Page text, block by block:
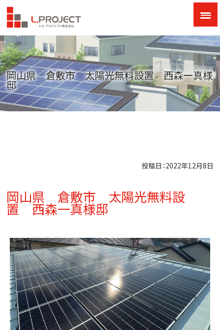
岡山県 倉敷市 太陽光無料設置 西森一真様
邸
投稿日：2022年12月8日
岡山県 倉敷市 太陽光無料設
置 西森一真様邸